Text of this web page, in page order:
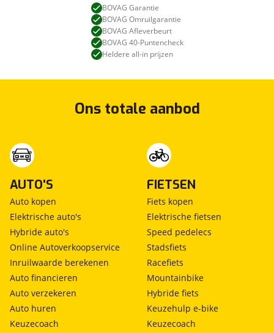
BOVAG Garantie
BOVAG Omruilgarantie
BOVAG Afleverbeurt
BOVAG 40-Puntencheck
Heldere all-in prijzen
Ons totale aanbod
AUTO'S
Auto kopen
Elektrische auto's
Hybride auto's
Online Autoverkoopservice
Inruilwaarde berekenen
Auto financieren
Auto verzekeren
Auto huren
Keuzecoach
FIETSEN
Fiets kopen
Elektrische fietsen
Speed pedelecs
Stadsfiets
Racefiets
Mountainbike
Hybride fiets
Keuzehulp e-bike
Keuzecoach